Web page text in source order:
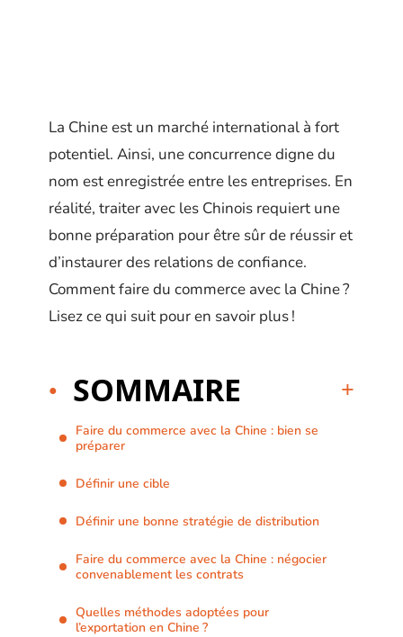
La Chine est un marché international à fort
potentiel. Ainsi, une concurrence digne du
nom est enregistrée entre les entreprises. En
réalité, traiter avec les Chinois requiert une
bonne préparation pour être sûr de réussir et
d’instaurer des relations de confiance.
Comment faire du commerce avec la Chine ?
Lisez ce qui suit pour en savoir plus !
SOMMAIRE
Faire du commerce avec la Chine : bien se
préparer
Définir une cible
Définir une bonne stratégie de distribution
Faire du commerce avec la Chine : négocier
convenablement les contrats
Quelles méthodes adoptées pour
l’exportation en Chine ?